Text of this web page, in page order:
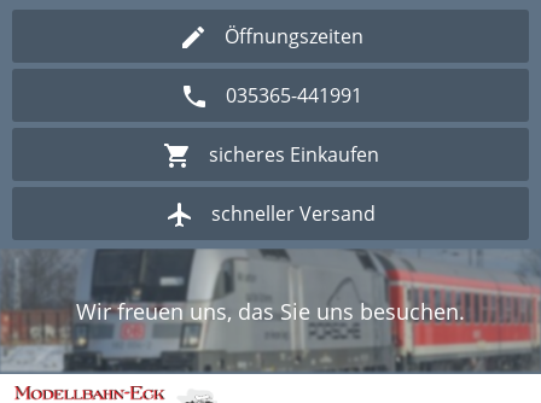
Öffnungszeiten
035365-441991
sicheres Einkaufen
schneller Versand
Wir freuen uns, das Sie uns besuchen.
Herzlich Willkommen im Onlineshop
Modellbahn - Eck Kloppe.
Wir freuen uns, das Sie uns besuchen.
Herzlich Willkommen im Onlineshop
Modellbahn - Eck Kloppe.